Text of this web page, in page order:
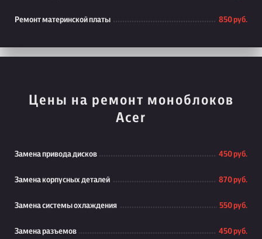
Ремонт материнской платы 850 руб.
Цены на ремонт моноблоков
Acer
Замена привода дисков 450 руб.
Замена корпусных деталей 870 руб.
Замена системы охлаждения 550 руб.
Замена разъемов 450 руб.